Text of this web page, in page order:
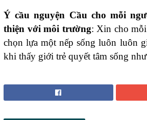
Ý cầu nguyện Cầu cho mỗi
thiện với môi trường: Xin cho
chọn lựa một nếp sống luôn luôn
khi thấy giới trẻ quyết tâm sống